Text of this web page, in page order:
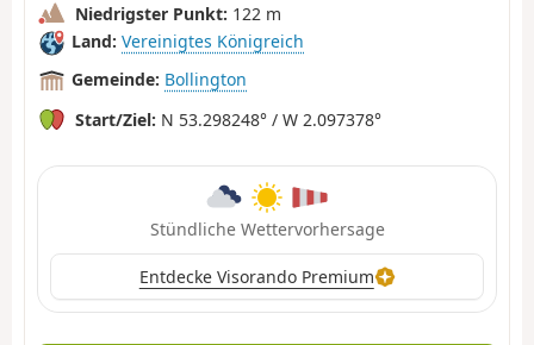
Niedrigster Punkt: 122 m
Land: Vereinigtes Königreich
Gemeinde: Bollington
Start/Ziel: N 53.298248° / W 2.097378°
Stündliche Wettervorhersage
Entdecke Visorando Premium